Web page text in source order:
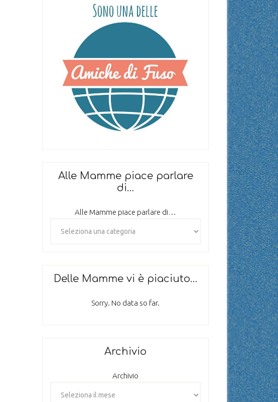
Alle Mamme piace parlare
di…
Alle Mamme piace parlare di…
Delle Mamme vi è piaciuto…
Sorry. No data so far.
Archivio
Archivio